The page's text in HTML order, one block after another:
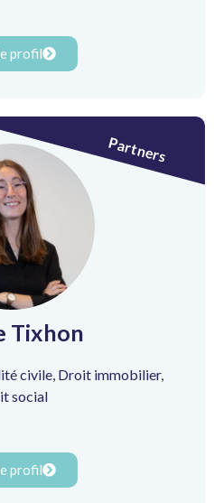
profil
Tixhon
civile, Droit immobilier,
social
profil
Partners